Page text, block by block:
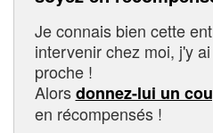
Je connais bien cette
intervenir chez moi, j'y
proche !
Alorsdonnez-lui un
en récompensés !